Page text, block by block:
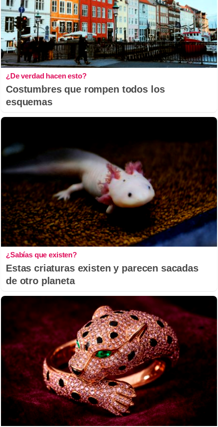
¿De verdad hacen esto?
Costumbres que rompen todos los
esquemas
¿Sabías que existen?
Estas criaturas existen y parecen sacadas
de otro planeta